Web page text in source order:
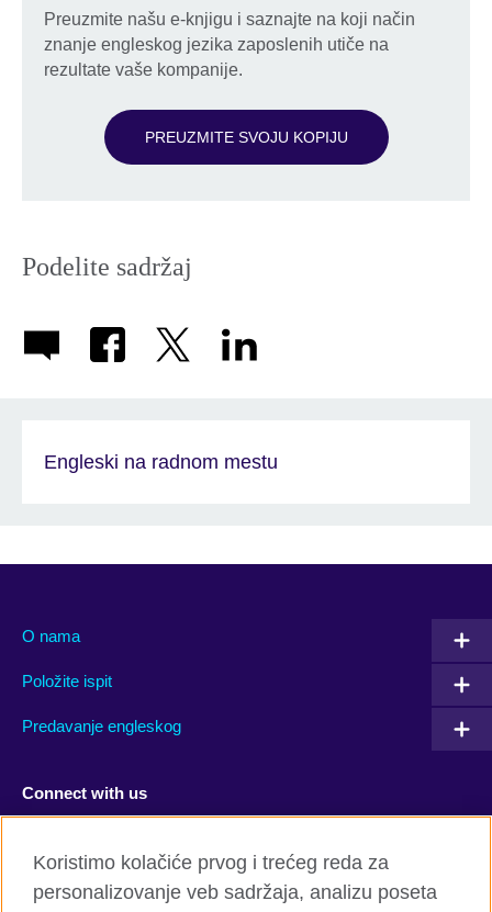
Preuzmite našu e-knjigu i saznajte na koji način
znanje engleskog jezika zaposlenih utiče na
rezultate vaše kompanije.
PREUZMITE SVOJU KOPIJU
Podelite sadržaj
Engleski na radnom mestu
O nama
Položite ispit
Predavanje engleskog
Connect with us
YouTube Flickr
Koristimo kolačiće prvog i trećeg reda za
personalizovanje veb sadržaja, analizu poseta